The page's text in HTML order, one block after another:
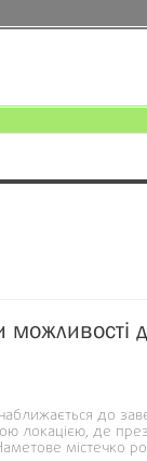
до
локацією, де
містечко